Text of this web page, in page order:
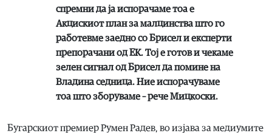
спремни да ја испорачаме тоа е
Акцискиот план за малцинства што го
работевме заедно со Брисел и експерти
препорачани од ЕК. Тој е готов и чекаме
зелен сигнал од Брисел да помине на
Владина седница. Ние испорачуваме
тоа што зборуваме – рече Мицкоски.
Бугарскиот премиер Румен Радев, во изјава за медиумите